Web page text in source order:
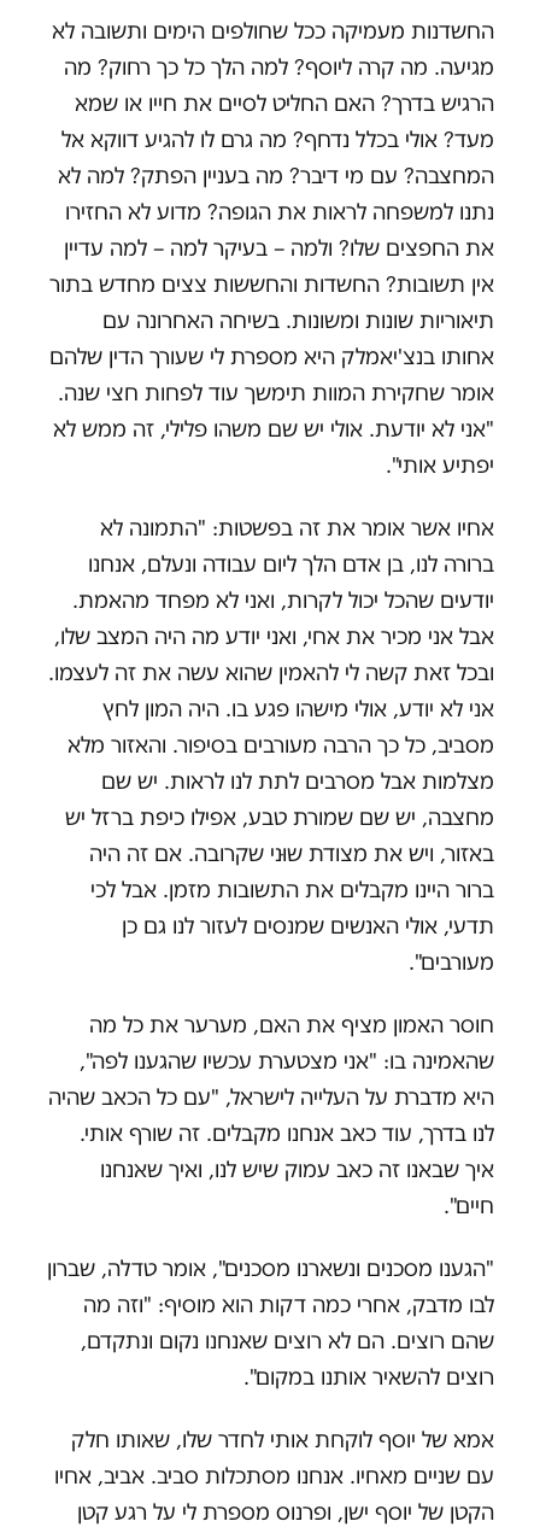
החשדנות מעמיקה ככל שחולפים הימים ותשובה לא
מגיעה. מה קרה ליוסף? למה הלך כל כך רחוק? מה
הרגיש בדרך? האם החליט לסיים את חייו או שמא
מעד? אולי בכלל נדחף? מה גרם לו להגיע דווקא אל
המחצבה? עם מי דיבר? מה בעניין הפתק? למה לא
נתנו למשפחה לראות את הגופה? מדוע לא החזירו
את החפצים שלו? ולמה – בעיקר למה – למה עדיין
אין תשובות? החשדות והחששות צצים מחדש בתור
תיאוריות שונות ומשונות. בשיחה האחרונה עם
אחותו בנצ'יאמלק היא מספרת לי שעורך הדין שלהם
אומר שחקירת המוות תימשך עוד לפחות חצי שנה.
"אני לא יודעת. אולי יש שם משהו פלילי, זה ממש לא
יפתיע אותי".
אחיו אשר אומר את זה בפשטות: "התמונה לא
ברורה לנו, בן אדם הלך ליום עבודה ונעלם, אנחנו
יודעים שהכל יכול לקרות, ואני לא מפחד מהאמת.
אבל אני מכיר את אחי, ואני יודע מה היה המצב שלו,
ובכל זאת קשה לי להאמין שהוא עשה את זה לעצמו.
אני לא יודע, אולי מישהו פגע בו. היה המון לחץ
מסביב, כל כך הרבה מעורבים בסיפור. והאזור מלא
מצלמות אבל מסרבים לתת לנו לראות. יש שם
מחצבה, יש שם שמורת טבע, אפילו כיפת ברזל יש
באזור, ויש את מצודת שוּני שקרובה. אם זה היה
ברור היינו מקבלים את התשובות מזמן. אבל לכי
תדעי, אולי האנשים שמנסים לעזור לנו גם כן
מעורבים".
חוסר האמון מציף את האם, מערער את כל מה
שהאמינה בו: "אני מצטערת עכשיו שהגענו לפה",
היא מדברת על העלייה לישראל, "עם כל הכאב שהיה
לנו בדרך, עוד כאב אנחנו מקבלים. זה שורף אותי.
איך שבאנו זה כאב עמוק שיש לנו, ואיך שאנחנו
חיים".
"הגענו מסכנים ונשארנו מסכנים", אומר טדלה, שברון
לבו מדבק, אחרי כמה דקות הוא מוסיף: "וזה מה
שהם רוצים. הם לא רוצים שאנחנו נקום ונתקדם,
רוצים להשאיר אותנו במקום".
אמא של יוסף לוקחת אותי לחדר שלו, שאותו חלק
עם שניים מאחיו. אנחנו מסתכלות סביב. אביב, אחיו
הקטן של יוסף ישן, ופרנוס מספרת לי על רגע קטן